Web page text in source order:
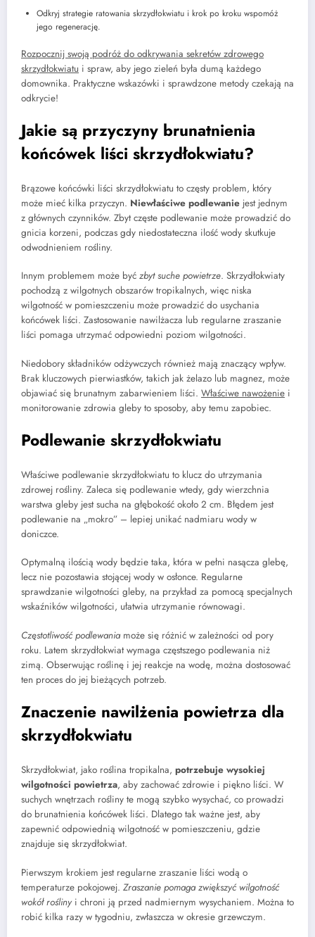
Odkryj strategie ratowania skrzydłokwiatu i krok po kroku wspomóż
jego regenerację.
Rozpocznij swoją podróż do odkrywania sekretów zdrowego
skrzydłokwiatu i spraw, aby jego zieleń była dumą każdego
domownika. Praktyczne wskazówki i sprawdzone metody czekają na
odkrycie!
Jakie są przyczyny brunatnienia
końcówek liści skrzydłokwiatu?
Brązowe końcówki liści skrzydłokwiatu to częsty problem, który
może mieć kilka przyczyn. Niewłaściwe podlewanie jest jednym
z głównych czynników. Zbyt częste podlewanie może prowadzić do
gnicia korzeni, podczas gdy niedostateczna ilość wody skutkuje
odwodnieniem rośliny.
Innym problemem może być zbyt suche powietrze. Skrzydłokwiaty
pochodzą z wilgotnych obszarów tropikalnych, więc niska
wilgotność w pomieszczeniu może prowadzić do usychania
końcówek liści. Zastosowanie nawilżacza lub regularne zraszanie
liści pomaga utrzymać odpowiedni poziom wilgotności.
Niedobory składników odżywczych również mają znaczący wpływ.
Brak kluczowych pierwiastków, takich jak żelazo lub magnez, może
objawiać się brunatnym zabarwieniem liści. Właściwe nawożenie i
monitorowanie zdrowia gleby to sposoby, aby temu zapobiec.
Podlewanie skrzydłokwiatu
Właściwe podlewanie skrzydłokwiatu to klucz do utrzymania
zdrowej rośliny. Zaleca się podlewanie wtedy, gdy wierzchnia
warstwa gleby jest sucha na głębokość około 2 cm. Błędem jest
podlewanie na „mokro” – lepiej unikać nadmiaru wody w
doniczce.
Optymalną ilością wody będzie taka, która w pełni nasącza glebę,
lecz nie pozostawia stojącej wody w osłonce. Regularne
sprawdzanie wilgotności gleby, na przykład za pomocą specjalnych
wskaźników wilgotności, ułatwia utrzymanie równowagi.
Częstotliwość podlewaniamoże się różnić w zależności od pory
roku. Latem skrzydłokwiat wymaga częstszego podlewania niż
zimą. Obserwując roślinę i jej reakcje na wodę, można dostosować
ten proces do jej bieżących potrzeb.
Znaczenie nawilżenia powietrza dla
skrzydłokwiatu
Skrzydłokwiat, jako roślina tropikalna, potrzebuje wysokiej
wilgotności powietrza, aby zachować zdrowie i piękno liści. W
suchych wnętrzach rośliny te mogą szybko wysychać, co prowadzi
do brunatnienia końcówek liści. Dlatego tak ważne jest, aby
zapewnić odpowiednią wilgotność w pomieszczeniu, gdzie
znajduje się skrzydłokwiat.
Pierwszym krokiem jest regularne zraszanie liści wodą o
temperaturze pokojowej. Zraszanie pomaga zwiększyć wilgotność
wokół rośliny i chroni ją przed nadmiernym wysychaniem. Można to
robić kilka razy w tygodniu, zwłaszcza w okresie grzewczym.